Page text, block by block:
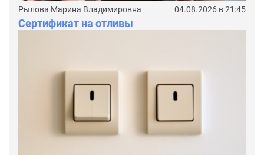
Рылова Марина Владимировна 04.08.2026 в 21:45
Сертификат на отливы